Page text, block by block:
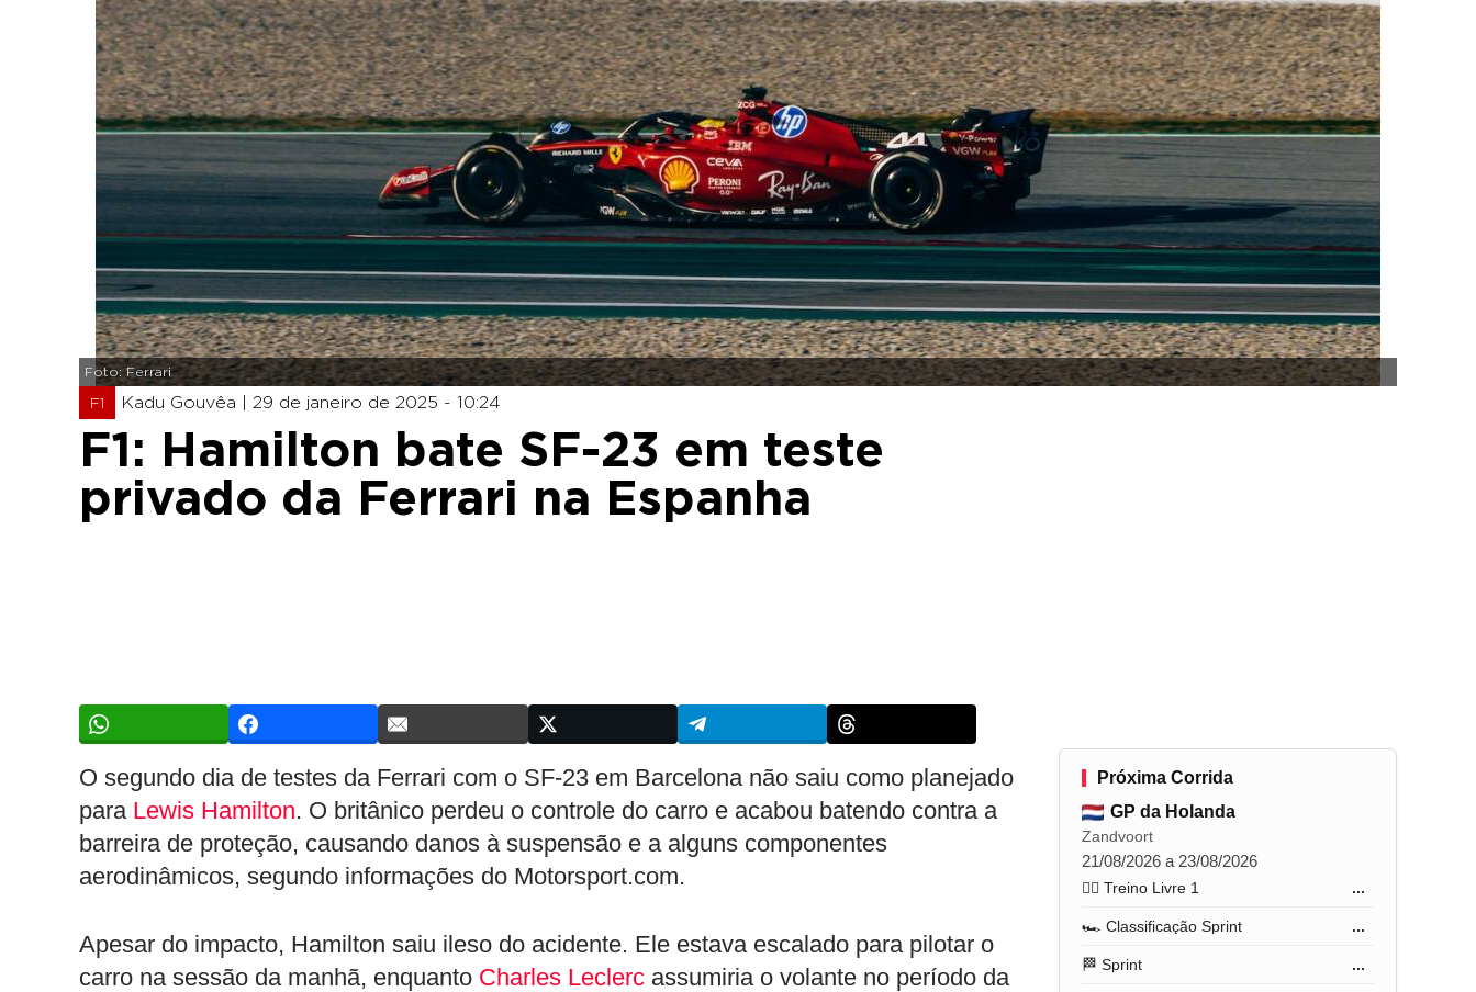
Foto: Ferrari
F1 Kadu Gouvêa | 29 de janeiro de 2025 - 10:24
F1: Hamilton bate SF-23 em teste
privado da Ferrari na Espanha
O segundo dia de testes da Ferrari com o SF-23 em Barcelona não saiu como planejado
para Lewis Hamilton. O britânico perdeu o controle do carro e acabou batendo contra a
barreira de proteção, causando danos à suspensão e a alguns componentes
aerodinâmicos, segundo informações do Motorsport.com.
Apesar do impacto, Hamilton saiu ileso do acidente. Ele estava escalado para pilotar o
carro na sessão da manhã, enquanto Charles Leclerc assumiria o volante no período da
Próxima Corrida
GP da Holanda
Zandvoort
21/08/2026 a 23/08/2026
🏋️‍♂️ Treino Livre 1 ...
🏎️ Classificação Sprint ...
🏁 Sprint ...